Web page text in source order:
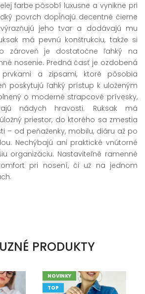
farbe pôsobí luxusne a vynikne pri
povrch dopĺňajú decentné čierne
jeho tvar a dodávajú mu
má pevnú konštrukciu, takže si
zároveň je dostatočne ľahký na
nosenie. Predná časť je ozdobená
a zipsami, ktoré pôsobia
poskytujú ľahký prístup k uloženým
o moderné strapcové prívesky,
nádych hravosti. Ruksak má
priestor, do ktorého sa zmestia
– od peňaženky, mobilu, diáru až po
Nechýbajú ani praktické vnútorné
organizáciu. Nastaviteľné ramenné
pri nosení, či už na jednom
PRODUKTY
NOVINKY
TOP